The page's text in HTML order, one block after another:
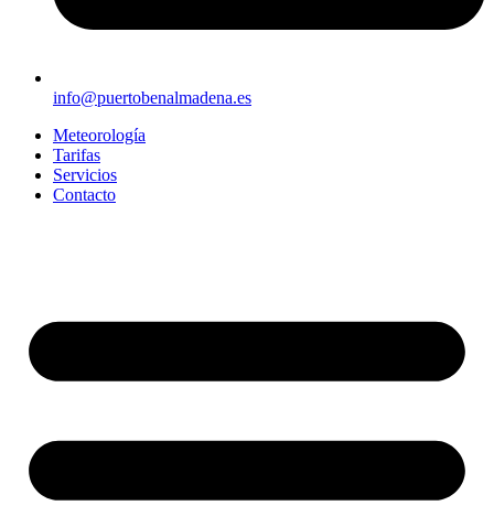
info@puertobenalmadena.es
Meteorología
Tarifas
Servicios
Contacto